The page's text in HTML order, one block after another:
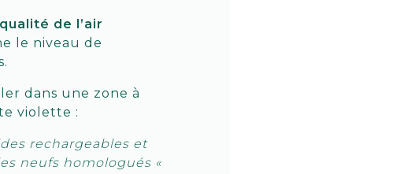
de l’air
le niveau de
dans une zone à
violette :
rechargeables et
neufs homologués «